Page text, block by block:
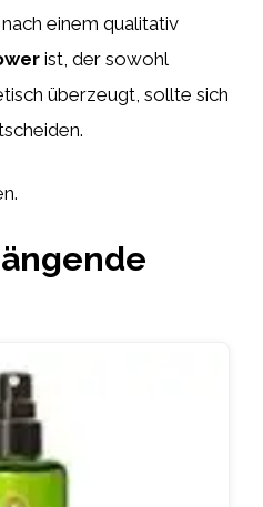
einem qualitativ
ist, der sowohl
überzeugt, sollte sich